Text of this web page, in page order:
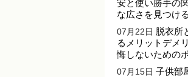
安と使い勝手の
な広さを見つけ
07月22日 脱衣所
るメリットデメ
悔しないための
07月15日 子供部